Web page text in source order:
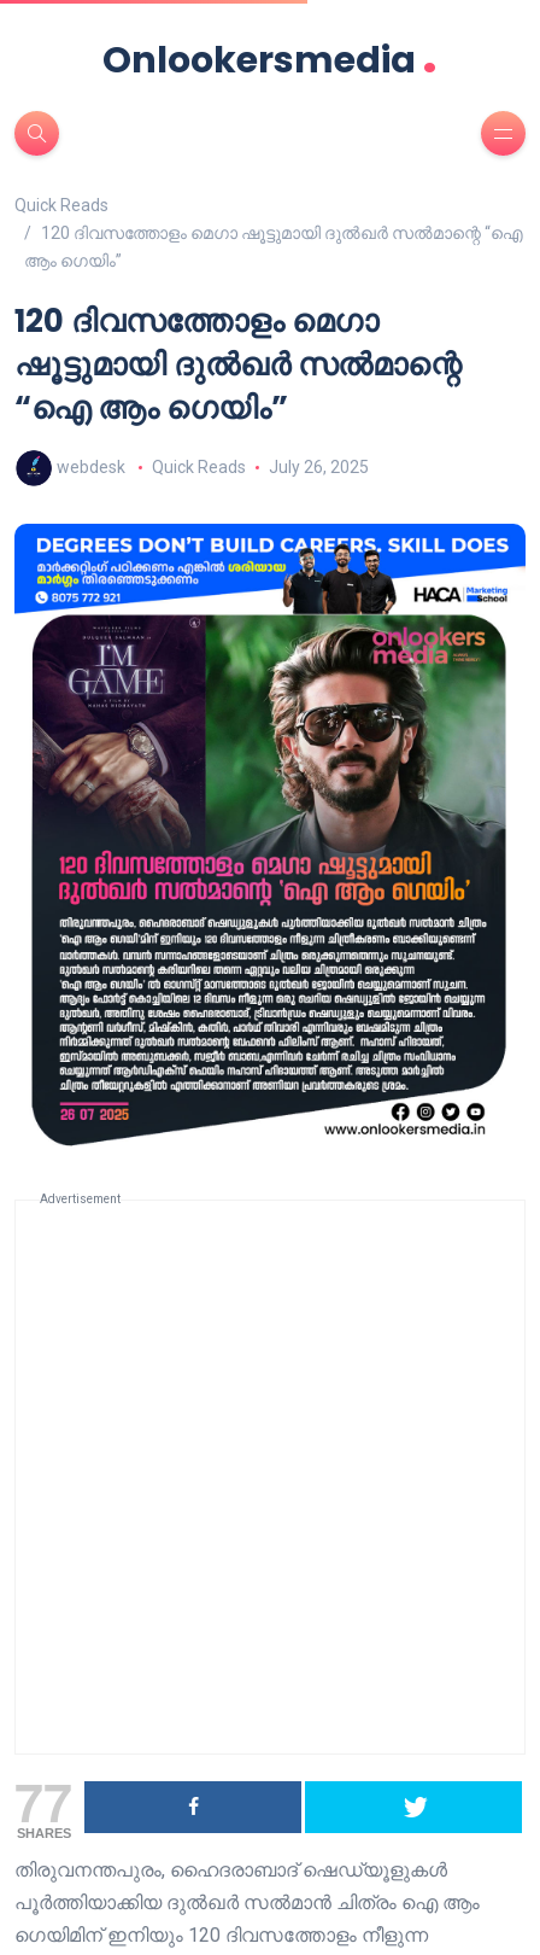
Onlookersmedia .
Quick Reads
120 ദിവസത്തോളം മെഗാ ഷൂട്ടുമായി ദുൽഖർ സൽമാന്റെ “ഐ
ആം ഗെയിം”
120 ദിവസത്തോളം മെഗാ
ഷൂട്ടുമായി ദുൽഖർ സൽമാന്റെ
“ഐ ആം ഗെയിം”
webdesk Quick Reads July 26, 2025
Advertisement
77
SHARES
തിരുവനന്തപുരം, ഹൈദരാബാദ് ഷെഡ്യൂളുകൾ
പൂർത്തിയാക്കിയ ദുൽഖർ സൽമാൻ ചിത്രം ഐ ആം
ഗെയിമിന് ഇനിയും 120 ദിവസത്തോളം നീളുന്ന